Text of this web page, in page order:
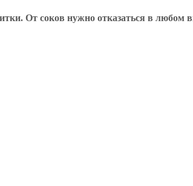
От соков нужно отказаться в любом